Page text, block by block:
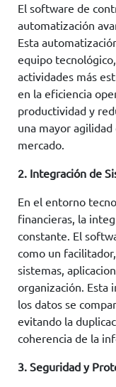
El software de
automatización
Esta
equipo
actividades más
en la eficiencia
productividad y
una mayor
mercado.
2. Integración de
En el entorno
financieras, la
constante. El
como un
sistemas,
organización. Esta
los datos se
evitando la
coherencia de la
3. Seguridad y